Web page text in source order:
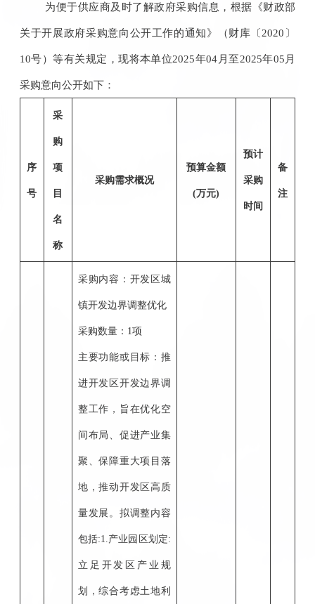
为便于供应商及时了解政府采购信息，根据《财政部
关于开展政府采购意向公开工作的通知》（财库〔2020〕
10号）等有关规定，现将本单位2025年04月至2025年05月
采购意向公开如下：
序
号
采
购
项
目
名
称
采购需求概况
预算金额
(万元)
预计
采购
时间
备
注
采购内容：开发区城
镇开发边界调整优化
采购数量： 1项
主要功能或目标：推
进开发区开发边界调
整工作，旨在优化空
间布局、促进产业集
聚、保障重大项目落
地，推动开发区高质
量发展。拟调整内容
包括:1.产业园区划定:
立足开发区产业规
划，综合考虑土地利